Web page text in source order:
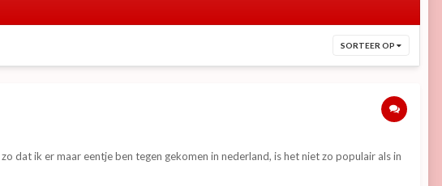
SORTEER OP
dat ik er maar eentje ben tegen gekomen in nederland, is het niet zo populair als in